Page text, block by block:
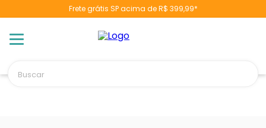
Frete grátis SP acima de R$ 399,99*
TERMOS MAIS BUSCADOS
º
toalha banho